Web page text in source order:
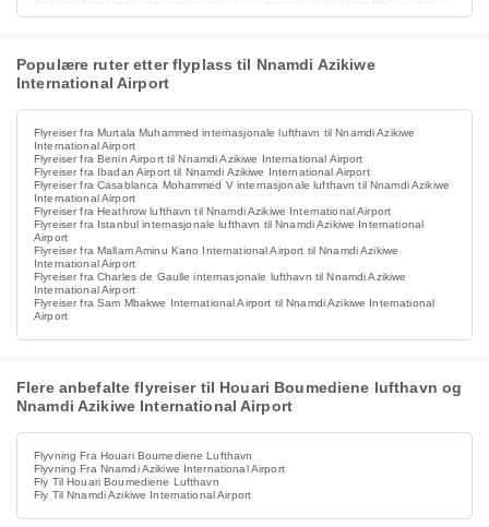
Populære ruter etter flyplass til Nnamdi Azikiwe
International Airport
Flyreiser fra Murtala Muhammed internasjonale lufthavn til Nnamdi Azikiwe
International Airport
Flyreiser fra Benin Airport til Nnamdi Azikiwe International Airport
Flyreiser fra Ibadan Airport til Nnamdi Azikiwe International Airport
Flyreiser fra Casablanca Mohammed V internasjonale lufthavn til Nnamdi Azikiwe
International Airport
Flyreiser fra Heathrow lufthavn til Nnamdi Azikiwe International Airport
Flyreiser fra Istanbul internasjonale lufthavn til Nnamdi Azikiwe International
Airport
Flyreiser fra Mallam Aminu Kano International Airport til Nnamdi Azikiwe
International Airport
Flyreiser fra Charles de Gaulle internasjonale lufthavn til Nnamdi Azikiwe
International Airport
Flyreiser fra Sam Mbakwe International Airport til Nnamdi Azikiwe International
Airport
Flere anbefalte flyreiser til Houari Boumediene lufthavn og
Nnamdi Azikiwe International Airport
Flyvning Fra Houari Boumediene Lufthavn
Flyvning Fra Nnamdi Azikiwe International Airport
Fly Til Houari Boumediene Lufthavn
Fly Til Nnamdi Azikiwe International Airport